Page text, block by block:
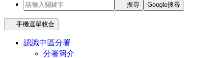
搜尋 Google搜尋
手機選單收合
認識中區分署
分署簡介